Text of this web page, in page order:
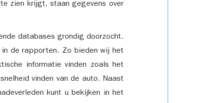
zien krijgt, staan gegevens over
databases grondig doorzocht.
de rapporten. Zo bieden wij het
informatie vinden zoals het
vinden van de auto. Naast
kunt u bekijken in het